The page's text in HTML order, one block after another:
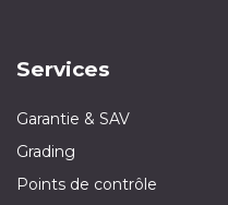
Services
Garantie & SAV
Grading
Points de contrôle